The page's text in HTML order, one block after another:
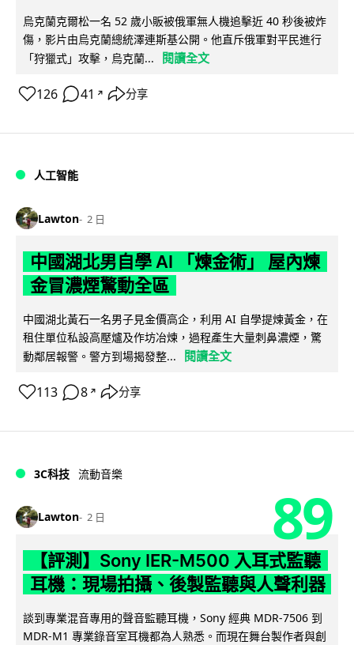
烏克蘭克爾松一名 52 歲小販被俄軍無人機追擊近 40 秒後被炸
傷，影片由烏克蘭總統澤連斯基公開。他直斥俄軍對平民進行
「狩獵式」攻擊，烏克蘭...
閱讀全文
126 41 ↗ 分享
人工智能
Lawton 2 日
中國湖北男自學 AI 「煉金術」 屋內煉
金冒濃煙驚動全區
中國湖北黃石一名男子見金價高企，利用 AI 自學提煉黃金，在
租住單位私設高壓爐及作坊冶煉，過程產生大量刺鼻濃煙，驚
動鄰居報警。警方到場揭發整...
閱讀全文
113 8 ↗ 分享
3C科技 流動音樂
Lawton 2 日 89
【評測】Sony IER-M500 入耳式監聽
耳機：現場拍攝、後製監聽與人聲利器
談到專業混音專用的聲音監聽耳機，Sony 經典 MDR-7506 到
MDR-M1 專業錄音室耳機都為人熟悉。而現在舞台製作者與創